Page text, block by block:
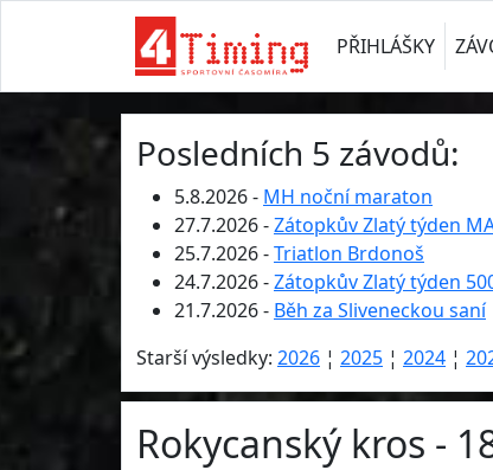
PŘIHLÁŠKY
Posledních 5 závodů:
5.8.2026 - MH noční maraton
27.7.2026 -Zátopkův Zlatý týden
25.7.2026 -Triatlon Brdonoš
24.7.2026 -Zátopkův Zlatý týden
21.7.2026 - Běh za Sliveneckou saní
Starší výsledky: 2026 ¦ 2025 ¦ 2024 ¦
Rokycanský kros -